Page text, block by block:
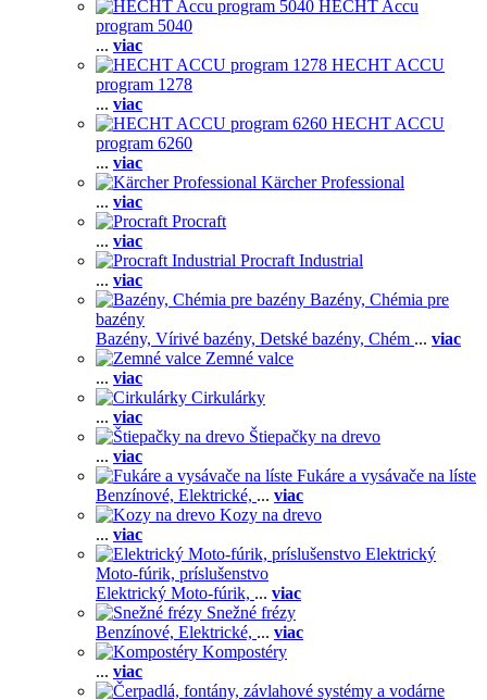
HECHT Accu
program 5040
... viac
HECHT ACCU
program 1278
... viac
HECHT ACCU
program 6260
... viac
Kärcher Professional
... viac
Procraft
... viac
Procraft Industrial
... viac
Bazény, Chémia pre
bazény
Bazény, Vírivé bazény, Detské bazény, Chém ... viac
Zemné valce
... viac
Cirkulárky
... viac
Štiepačky na drevo
... viac
Fukáre a vysávače na líste
Benzínové, Elektrické, ... viac
Kozy na drevo
... viac
Elektrický
Moto-fúrik, príslušenstvo
Elektrický Moto-fúrik, ... viac
Snežné frézy
Benzínové, Elektrické, ... viac
Kompostéry
... viac